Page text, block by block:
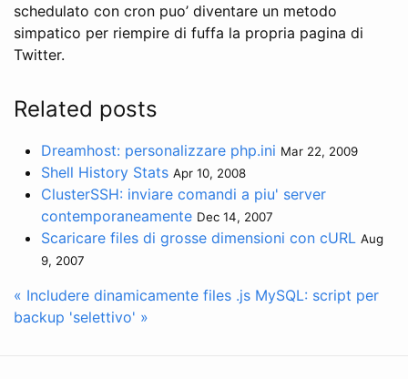
schedulato con cron puo’ diventare un metodo
simpatico per riempire di fuffa la propria pagina di
Twitter.
Related posts
Dreamhost: personalizzare php.ini Mar 22, 2009
Shell History Stats Apr 10, 2008
ClusterSSH: inviare comandi a piu' server
contemporaneamente Dec 14, 2007
Scaricare files di grosse dimensioni con cURL Aug
9, 2007
« Includere dinamicamente files .js MySQL: script per
backup 'selettivo' »